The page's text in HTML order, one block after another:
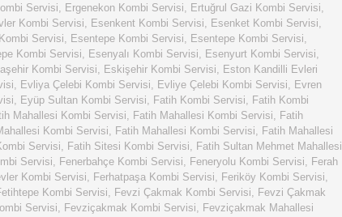
Servisi, Ergenekon Kombi Servisi, Ertuğrul Gazi Kombi Servisi,
Kombi Servisi, Esenkent Kombi Servisi, Esenket Kombi Servisi,
Servisi, Esentepe Kombi Servisi, Esentepe Kombi Servisi,
Kombi Servisi, Esenyalı Kombi Servisi, Esenyurt Kombi Servisi,
Kombi Servisi, Eskişehir Kombi Servisi, Eston Kandilli Evleri
, Evliya Çelebi Kombi Servisi, Evliye Çelebi Kombi Servisi, Evren
, Eyüp Sultan Kombi Servisi, Fatih Kombi Servisi, Fatih Kombi
Mahallesi Kombi Servisi, Fatih Mahallesi Kombi Servisi, Fatih
Kombi Servisi, Fatih Mahallesi Kombi Servisi, Fatih Mahallesi
Servisi, Fatih Sitesi Kombi Servisi, Fatih Sultan Mehmet Mahallesi
Servisi, Fenerbahçe Kombi Servisi, Feneryolu Kombi Servisi, Ferah
Kombi Servisi, Ferhatpaşa Kombi Servisi, Feriköy Kombi Servisi,
Kombi Servisi, Fevzi Çakmak Kombi Servisi, Fevzi Çakmak
Servisi, Fevziçakmak Kombi Servisi, Fevziçakmak Mahallesi